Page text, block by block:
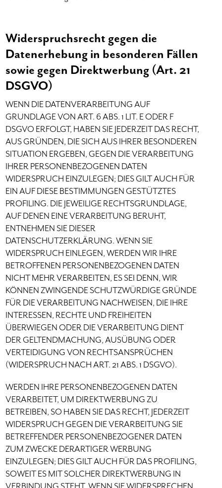
Widerspruchsrecht gegen die
Datenerhebung in besonderen Fällen
sowie gegen Direktwerbung (Art. 21
DSGVO)
WENN DIE DATENVERARBEITUNG AUF
GRUNDLAGE VON ART. 6 ABS. 1 LIT. E ODER F
DSGVO ERFOLGT, HABEN SIE JEDERZEIT DAS RECHT,
AUS GRÜNDEN, DIE SICH AUS IHRER BESONDEREN
SITUATION ERGEBEN, GEGEN DIE VERARBEITUNG
IHRER PERSONENBEZOGENEN DATEN
WIDERSPRUCH EINZULEGEN; DIES GILT AUCH FÜR
EIN AUF DIESE BESTIMMUNGEN GESTÜTZTES
PROFILING. DIE JEWEILIGE RECHTSGRUNDLAGE,
AUF DENEN EINE VERARBEITUNG BERUHT,
ENTNEHMEN SIE DIESER
DATENSCHUTZERKLÄRUNG. WENN SIE
WIDERSPRUCH EINLEGEN, WERDEN WIR IHRE
BETROFFENEN PERSONENBEZOGENEN DATEN
NICHT MEHR VERARBEITEN, ES SEI DENN, WIR
KÖNNEN ZWINGENDE SCHUTZWÜRDIGE GRÜNDE
FÜR DIE VERARBEITUNG NACHWEISEN, DIE IHRE
INTERESSEN, RECHTE UND FREIHEITEN
ÜBERWIEGEN ODER DIE VERARBEITUNG DIENT
DER GELTENDMACHUNG, AUSÜBUNG ODER
VERTEIDIGUNG VON RECHTSANSPRÜCHEN
(WIDERSPRUCH NACH ART. 21 ABS. 1 DSGVO).
WERDEN IHRE PERSONENBEZOGENEN DATEN
VERARBEITET, UM DIREKTWERBUNG ZU
BETREIBEN, SO HABEN SIE DAS RECHT, JEDERZEIT
WIDERSPRUCH GEGEN DIE VERARBEITUNG SIE
BETREFFENDER PERSONENBEZOGENER DATEN
ZUM ZWECKE DERARTIGER WERBUNG
EINZULEGEN; DIES GILT AUCH FÜR DAS PROFILING,
SOWEIT ES MIT SOLCHER DIREKTWERBUNG IN